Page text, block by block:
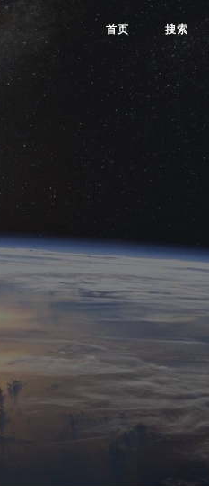
首页 搜索